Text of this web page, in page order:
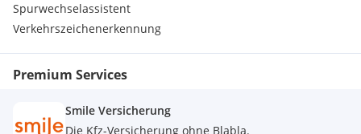
Spurwechselassistent
Verkehrszeichenerkennung
Premium Services
Smile Versicherung
Die Kfz-Versicherung ohne Blabla.